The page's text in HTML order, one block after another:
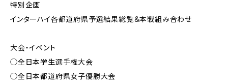
特別企画
インターハイ各都道府県予選結果総覧＆本戦組み合わせ
大会・イベント
◯全日本学生選手権大会
◯全日本都道府県女子優勝大会